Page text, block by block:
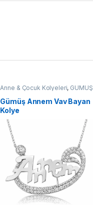
Anne & Çocuk Kolyeleri, GÜMÜŞ
Kadın Kolyeleri Kolye
Gümüş Annem Vav Bayan
Kolye